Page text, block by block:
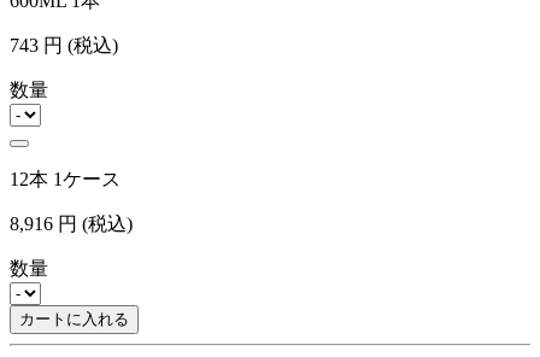
743 円 (税込)
数量
12本 1ケース
8,916 円 (税込)
数量
カートに入れる